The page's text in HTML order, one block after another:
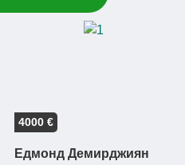
4000 €
Едмонд Демирджиян